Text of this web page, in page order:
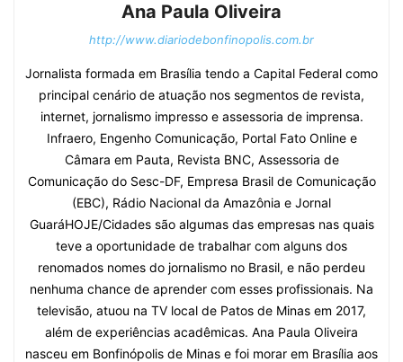
Ana Paula Oliveira
http://www.diariodebonfinopolis.com.br
Jornalista formada em Brasília tendo a Capital Federal como
principal cenário de atuação nos segmentos de revista,
internet, jornalismo impresso e assessoria de imprensa.
Infraero, Engenho Comunicação, Portal Fato Online e
Câmara em Pauta, Revista BNC, Assessoria de
Comunicação do Sesc-DF, Empresa Brasil de Comunicação
(EBC), Rádio Nacional da Amazônia e Jornal
GuaráHOJE/Cidades são algumas das empresas nas quais
teve a oportunidade de trabalhar com alguns dos
renomados nomes do jornalismo no Brasil, e não perdeu
nenhuma chance de aprender com esses profissionais. Na
televisão, atuou na TV local de Patos de Minas em 2017,
além de experiências acadêmicas. Ana Paula Oliveira
nasceu em Bonfinópolis de Minas e foi morar em Brasília aos